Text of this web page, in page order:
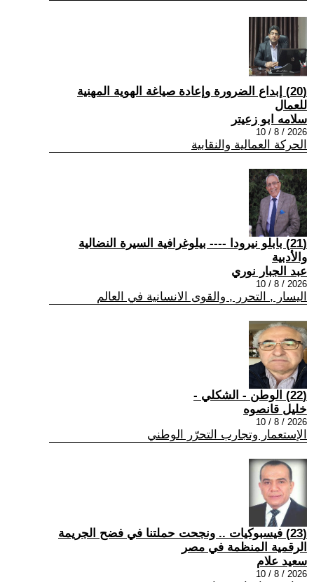
(20) إبداع الضرورة وإعادة صياغة الهوية المهنية
للعمال
سلامه ابو زعيتر
2026 / 8 / 10
الحركة العمالية والنقابية
(21) بابلو نيرودا ---- بيلوغرافية السيرة النضالية
والأدبية
عبد الجبار نوري
2026 / 8 / 10
اليسار , التحرر , والقوى الانسانية في العالم
(22) الوطن - الشكلي -
خليل قانصوه
2026 / 8 / 10
الإستعمار وتجارب التحرّر الوطني
(23) فيسبوكيات .. ونجحت حملتنا في فضح الجريمة
الرقمية المنظمة في مصر
سعيد علام
2026 / 8 / 10